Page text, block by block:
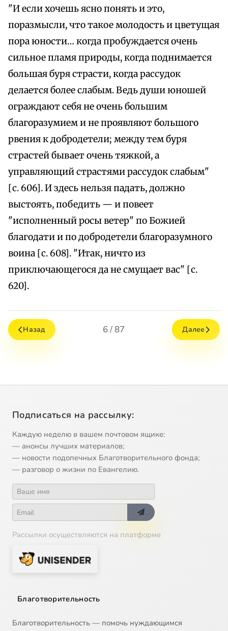
"И если хочешь ясно понять и это,
поразмысли, что такое молодость и цветущая
пора юности… когда пробуждается очень
сильное пламя природы, когда поднимается
большая буря страсти, когда рассудок
делается более слабым. Ведь души юношей
ограждают себя не очень большим
благоразумием и не проявляют большого
рвения к добродетели; между тем буря
страстей бывает очень тяжкой, а
управляющий страстями рассудок слабым"
[с. 606]. И здесь нельзя падать, должно
выстоять, победить — и повеет
"исполненный росы ветер" по Божией
благодати и по добродетели благоразумного
воина [с. 608]. "Итак, ничто из
приключающегося да не смущает вас" [с.
620].
Назад 6 / 87 Далее
Подписаться на рассылку:
Каждую неделю в вашем почтовом ящике:
— анонсы лучших материалов;
— новости подопечных Благотворительного фонда;
— разговор о жизни по Евангелию.
Рассылки осуществляются на платформе
Благотворительность
Благотворительность — помочь нуждающимся